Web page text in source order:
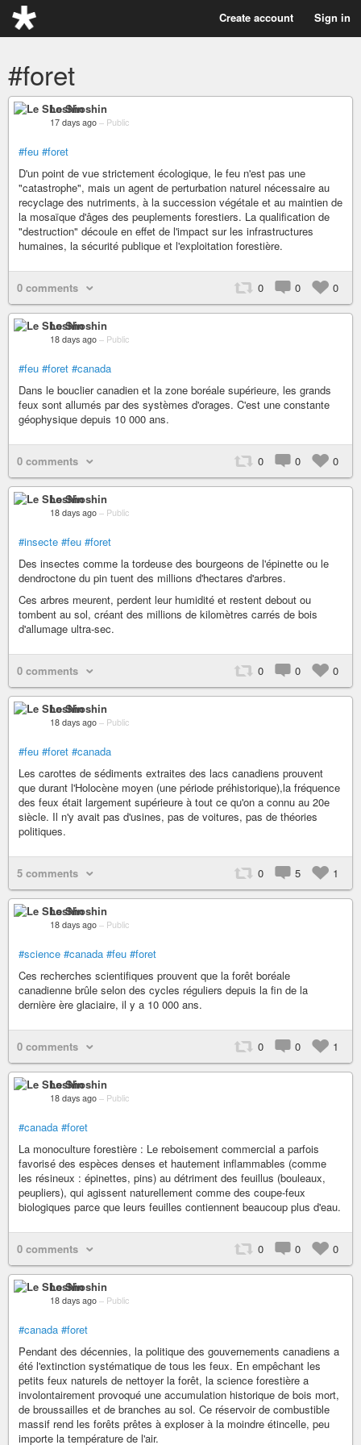
Create account Sign in
#foret
Le Shoshin
17 days ago – Public
#feu #foret
D'un point de vue strictement écologique, le feu n'est pas une
"catastrophe", mais un agent de perturbation naturel nécessaire au
recyclage des nutriments, à la succession végétale et au maintien de
la mosaïque d'âges des peuplements forestiers. La qualification de
"destruction" découle en effet de l'impact sur les infrastructures
humaines, la sécurité publique et l'exploitation forestière.
0 comments 0 0 0
Le Shoshin
18 days ago – Public
#feu #foret #canada
Dans le bouclier canadien et la zone boréale supérieure, les grands
feux sont allumés par des systèmes d'orages. C'est une constante
géophysique depuis 10 000 ans.
0 comments 0 0 0
Le Shoshin
18 days ago – Public
#insecte #feu #foret
Des insectes comme la tordeuse des bourgeons de l'épinette ou le
dendroctone du pin tuent des millions d'hectares d'arbres.
Ces arbres meurent, perdent leur humidité et restent debout ou
tombent au sol, créant des millions de kilomètres carrés de bois
d'allumage ultra-sec.
0 comments 0 0 0
Le Shoshin
18 days ago – Public
#feu #foret #canada
Les carottes de sédiments extraites des lacs canadiens prouvent
que durant l'Holocène moyen (une période préhistorique),la fréquence
des feux était largement supérieure à tout ce qu'on a connu au 20e
siècle. Il n'y avait pas d'usines, pas de voitures, pas de théories
politiques.
5 comments 0 5 1
Le Shoshin
18 days ago – Public
#science #canada #feu #foret
Ces recherches scientifiques prouvent que la forêt boréale
canadienne brûle selon des cycles réguliers depuis la fin de la
dernière ère glaciaire, il y a 10 000 ans.
0 comments 0 0 1
Le Shoshin
18 days ago – Public
#canada #foret
La monoculture forestière : Le reboisement commercial a parfois
favorisé des espèces denses et hautement inflammables (comme
les résineux : épinettes, pins) au détriment des feuillus (bouleaux,
peupliers), qui agissent naturellement comme des coupe-feux
biologiques parce que leurs feuilles contiennent beaucoup plus d'eau.
0 comments 0 0 0
Le Shoshin
18 days ago – Public
#canada #foret
Pendant des décennies, la politique des gouvernements canadiens a
été l'extinction systématique de tous les feux. En empêchant les
petits feux naturels de nettoyer la forêt, la science forestière a
involontairement provoqué une accumulation historique de bois mort,
de broussailles et de branches au sol. Ce réservoir de combustible
massif rend les forêts prêtes à exploser à la moindre étincelle, peu
importe la température de l'air.